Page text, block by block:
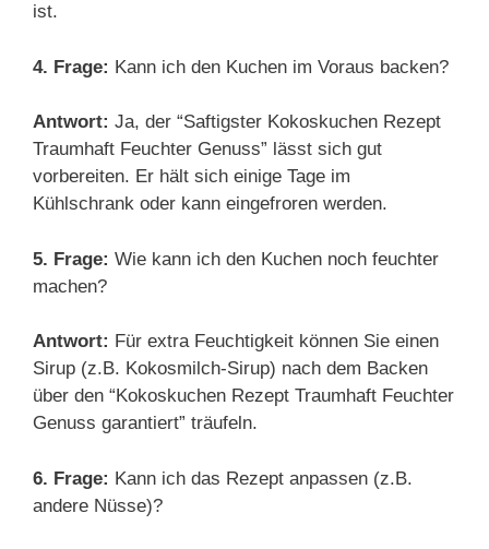
ist.
4. Frage: Kann ich den Kuchen im Voraus backen?
Antwort: Ja, der “Saftigster Kokoskuchen Rezept
Traumhaft Feuchter Genuss” lässt sich gut
vorbereiten. Er hält sich einige Tage im
Kühlschrank oder kann eingefroren werden.
5. Frage: Wie kann ich den Kuchen noch feuchter
machen?
Antwort: Für extra Feuchtigkeit können Sie einen
Sirup (z.B. Kokosmilch-Sirup) nach dem Backen
über den “Kokoskuchen Rezept Traumhaft Feuchter
Genuss garantiert” träufeln.
6. Frage: Kann ich das Rezept anpassen (z.B.
andere Nüsse)?